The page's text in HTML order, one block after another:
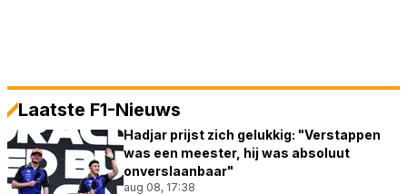
Laatste F1-Nieuws
Hadjar prijst zich gelukkig: "Verstappen
was een meester, hij was absoluut
onverslaanbaar"
aug 08, 17:38